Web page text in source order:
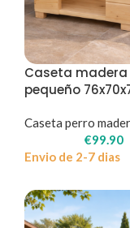
Caseta madera
pequeño
Caseta perro
€99.90
Envio de 2-7 dias